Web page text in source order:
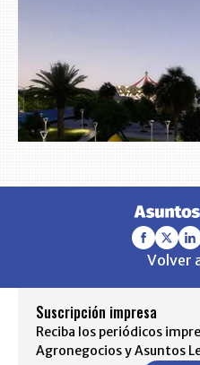
Volver
Suscripción impresa
Reciba los periódicos
Agronegocios y Asuntos